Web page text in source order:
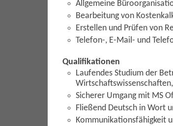
Allgemeine
Bearbeitung von
Erstellen und Prüfen von
Telefon-, E-Mail- und
Qualifikationen
Laufendes Studium der
Sicherer Umgang mit MS
Fließend Deutsch in Wort
Kommunikationsfähigkeit